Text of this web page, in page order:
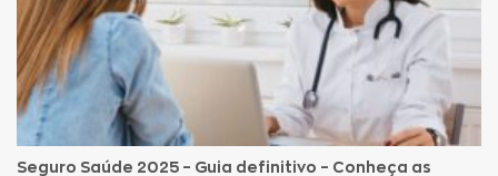
Seguro Saúde 2025 – Guia definitivo – Conheça as